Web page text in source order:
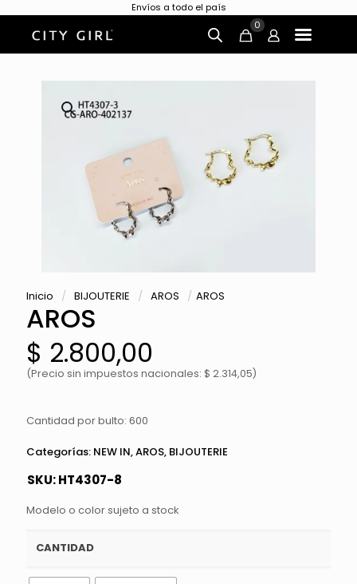
Envíos a todo el país
0
Inicio / BIJOUTERIE / AROS / AROS
AROS
$ 2.800,00
(Precio sin impuestos nacionales: $ 2.314,05)
Cantidad por bulto: 600
Categorías: NEW IN,AROS, BIJOUTERIE
SKU:HT4307-8
Modelo o color sujeto a stock
CANTIDAD